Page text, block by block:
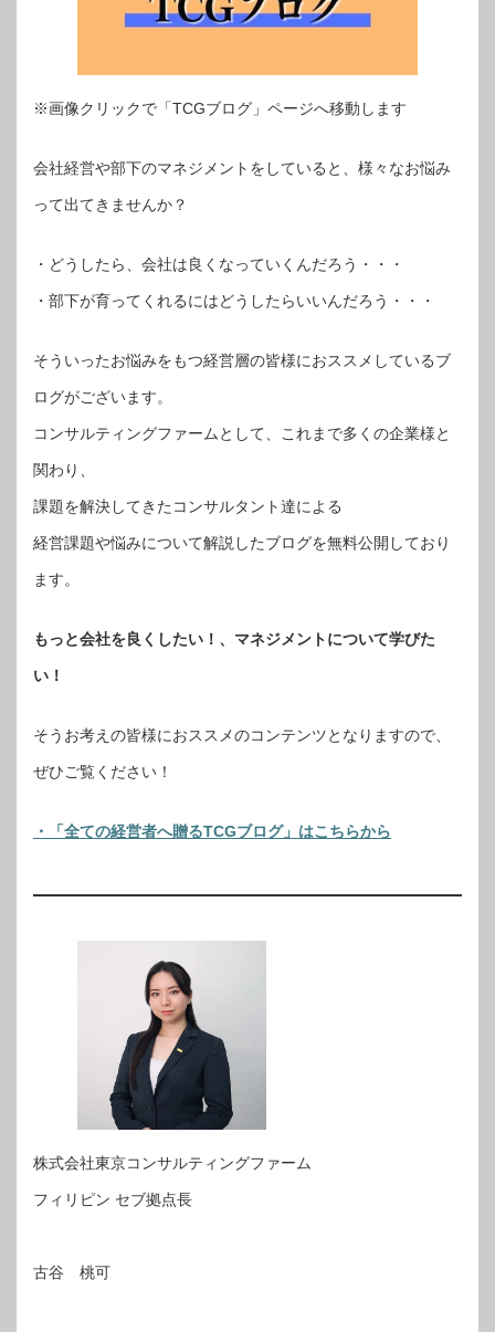
※画像クリックで「TCGブログ」ページへ移動します
会社経営や部下のマネジメントをしていると、様々なお悩み
って出てきませんか？
・どうしたら、会社は良くなっていくんだろう・・・
・部下が育ってくれるにはどうしたらいいんだろう・・・
そういったお悩みをもつ経営層の皆様におススメしているブ
ログがございます。
コンサルティングファームとして、これまで多くの企業様と
関わり、
課題を解決してきたコンサルタント達による
経営課題や悩みについて解説したブログを無料公開しており
ます。
もっと会社を良くしたい！、マネジメントについて学びた
い！
そうお考えの皆様におススメのコンテンツとなりますので、
ぜひご覧ください！
・「全ての経営者へ贈るTCGブログ」はこちらから
株式会社東京コンサルティングファーム
フィリピン セブ拠点長
古谷 桃可